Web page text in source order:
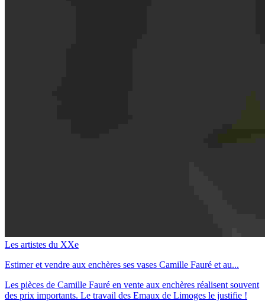
Les artistes du XXe
Estimer et vendre aux enchères ses vases Camille Fauré et au...
Les pièces de Camille Fauré en vente aux enchères réalisent souvent
des prix importants. Le travail des Emaux de Limoges le justifie !